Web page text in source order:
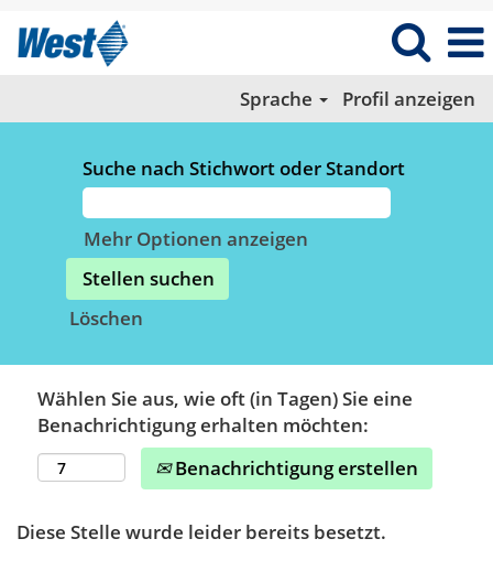
Sprache Profil anzeigen
Suche nach Stichwort oder Standort
Mehr Optionen anzeigen
Löschen
Wählen Sie aus, wie oft (in Tagen) Sie eine
Benachrichtigung erhalten möchten:
Benachrichtigung erstellen
Diese Stelle wurde leider bereits besetzt.